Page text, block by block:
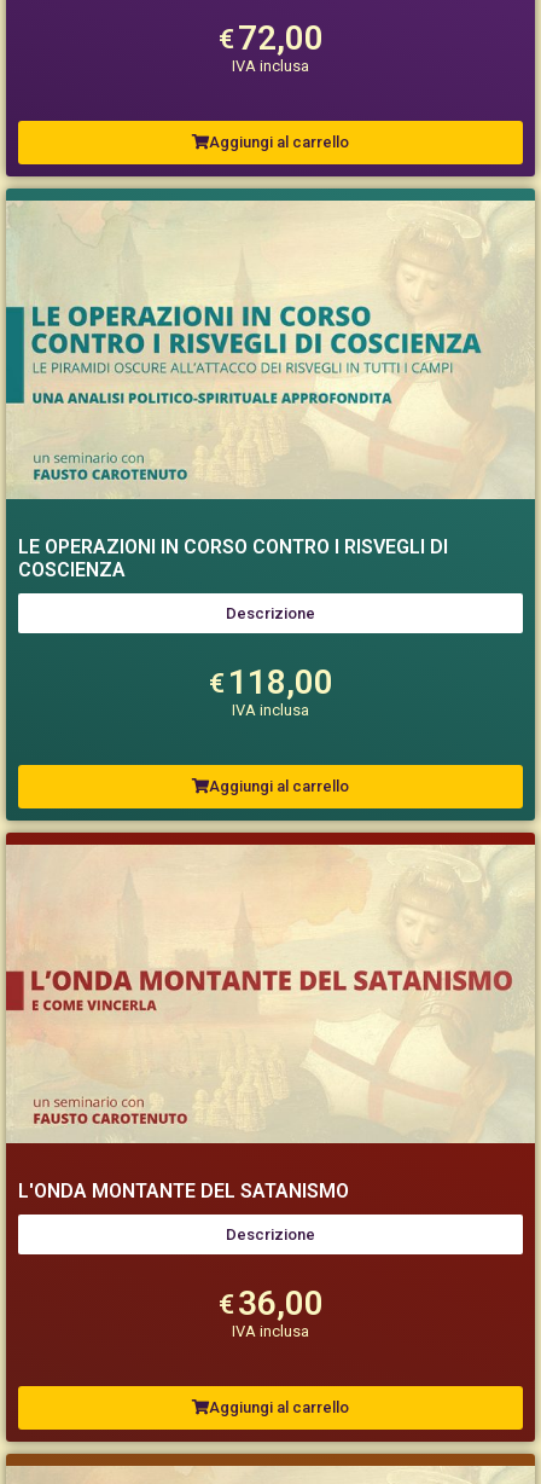
€72,00
IVA inclusa
Aggiungi al carrello
LE OPERAZIONI IN CORSO CONTRO I RISVEGLI DI
COSCIENZA
Descrizione
€ 118,00
IVA inclusa
Aggiungi al carrello
L'ONDA MONTANTE DEL SATANISMO
Descrizione
€36,00
IVA inclusa
Aggiungi al carrello